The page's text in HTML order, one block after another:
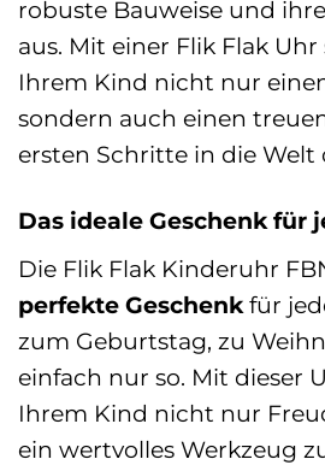
robuste Bauweise und
aus. Mit einer Flik Flak
Ihrem Kind nicht nur
sondern auch einen
ersten Schritte in die Welt
Das ideale Geschenk für
Die Flik Flak Kinderuhr
perfekte Geschenk für
zum Geburtstag, zu
einfach nur so. Mit dieser
Ihrem Kind nicht nur
ein wertvolles Werkzeug